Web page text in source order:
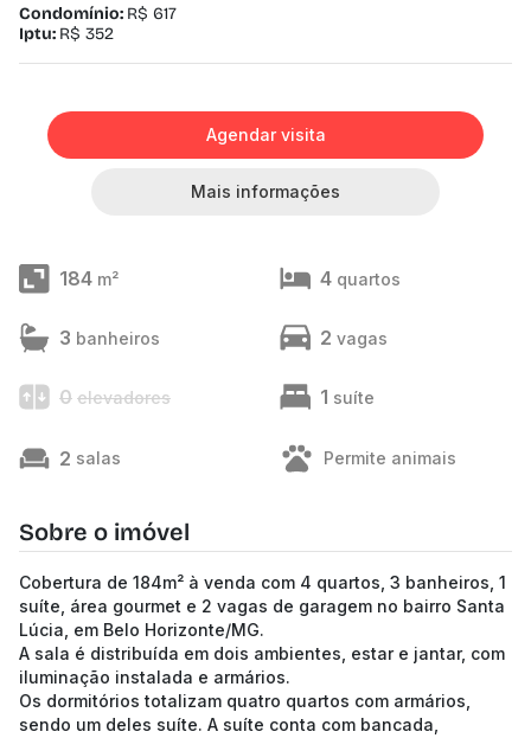
Condomínio: R$ 617
Iptu: R$ 352
Agendar visita
Mais informações
184 m² 4 quartos
3 banheiros 2 vagas
0 elevadores 1 suíte
2 salas Permite animais
Sobre o imóvel
Cobertura de 184m² à venda com 4 quartos, 3 banheiros, 1
suíte, área gourmet e 2 vagas de garagem no bairro Santa
Lúcia, em Belo Horizonte/MG.
A sala é distribuída em dois ambientes, estar e jantar, com
iluminação instalada e armários.
Os dormitórios totalizam quatro quartos com armários,
sendo um deles suíte. A suíte conta com bancada,